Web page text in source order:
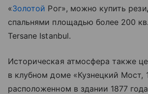
«Золотой Рог», можно купить
спальнями площадью более 200
Tersane Istanbul.
Историческая атмосфера также
в клубном доме «Кузнецкий Мост,
расположенном в здании 1877